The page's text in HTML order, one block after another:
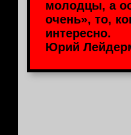
молодцы, а
очень», то,
интересно.
Юрий